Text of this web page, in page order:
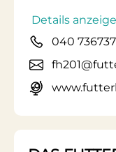
Details
040